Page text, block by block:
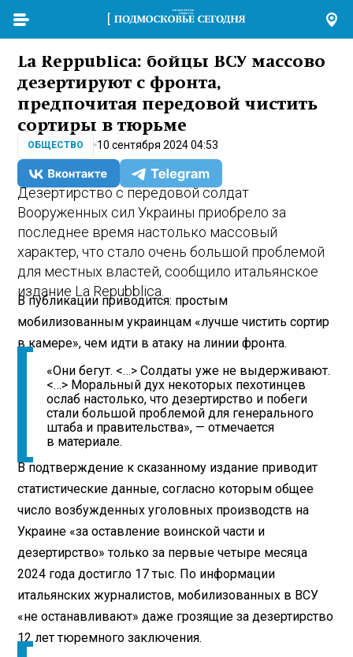
La Reppublica: бойцы ВСУ массово
дезертируют с фронта,
предпочитая передовой чистить
сортиры в тюрьме
ОБЩЕСТВО 10 сентября 2024 04:53
Дезертирство с передовой солдат
Вооруженных сил Украины приобрело за
последнее время настолько массовый
характер, что стало очень большой проблемой
для местных властей, сообщило итальянское
издание La Repubblica.
В публикации приводится: простым
мобилизованным украинцам «лучше чистить сортир
в камере», чем идти в атаку на линии фронта.
«Они бегут. <…> Солдаты уже не выдерживают.
<…> Моральный дух некоторых пехотинцев
ослаб настолько, что дезертирство и побеги
стали большой проблемой для генерального
штаба и правительства», — отмечается
в материале.
В подтверждение к сказанному издание приводит
статистические данные, согласно которым общее
число возбужденных уголовных производств на
Украине «за оставление воинской части и
дезертирство» только за первые четыре месяца
2024 года достигло 17 тыс. По информации
итальянских журналистов, мобилизованных в ВСУ
«не останавливают» даже грозящие за дезертирство
12 лет тюремного заключения.